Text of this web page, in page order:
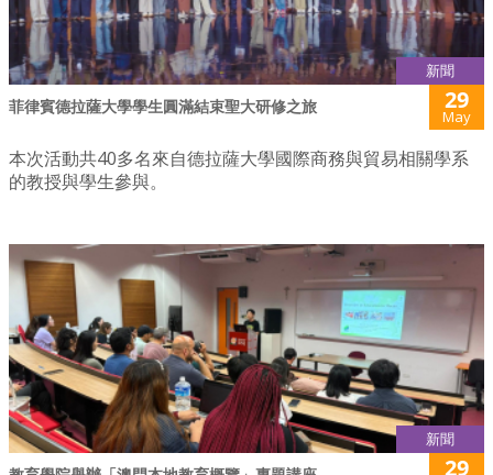
新聞
菲律賓德拉薩大學學生圓滿結束聖大研修之旅 29
May
本次活動共40多名來自德拉薩大學國際商務與貿易相關學系
的教授與學生參與。
新聞
29